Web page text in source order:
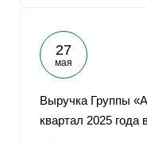
27
мая
Выручка Группы
квартал 2025 года